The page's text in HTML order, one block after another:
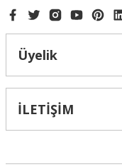
Üyelik
İLETİŞİM